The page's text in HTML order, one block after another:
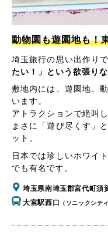
動物園も遊園地も！
埼玉旅行の思い出作りで
たい！」という欲張り
敷地内には、遊園地、
います。
アトラクションで絶叫
まさに「遊び尽くす」
ット。
日本では珍しいホワイ
でも有名です。
埼玉県南埼玉郡宮代町須
大宮駅西口
（ソニックシテ